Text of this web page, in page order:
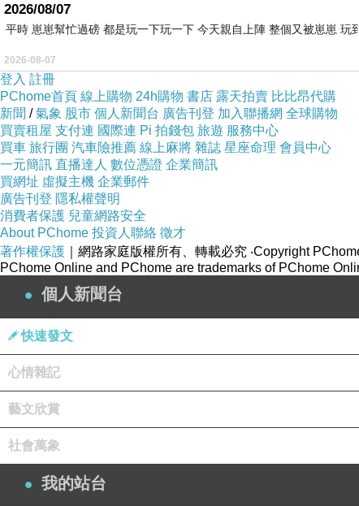
看過電影【KANO】的人 對於這些場景都有一
2026/08/07
平時 崽崽幫忙過磅 都是玩一下玩一下 今天親自上陣 整個又被崽崽
2026-08-07
登入 註冊
PChome首頁 線上購物 24h購物 書店 露天拍賣 比比昂代購
新聞 /氣象 股市 個人新聞台 廣告刊登 加入聯播網 全球購物
買賣租屋 支付連 國際連 Pi 拍錢包 旅遊 服務中心
買車 旅行團 汽車險推薦 線上麻將 雜誌 星座命理 會員中心
一元簡訊 直播達人 數位憑證 企業簡訊
買網址 虛擬主機 企業郵件
廣告刊登 隱私權聲明
消費者保護 兒童網路安全
About PChome 投資人聯絡 徵才
著作權保護 ｜網路家庭版權所有、轉載必究 ‧Copyright
PChome Online and PChome are trademarks of PChome
個人新聞台
快速發文
心情雜記
藝文欣賞
社會萬象
我的站台